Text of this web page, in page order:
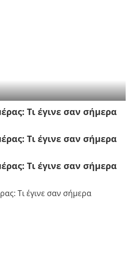
Τι έγινε σαν σήμερα
Τι έγινε σαν σήμερα
Τι έγινε σαν σήμερα